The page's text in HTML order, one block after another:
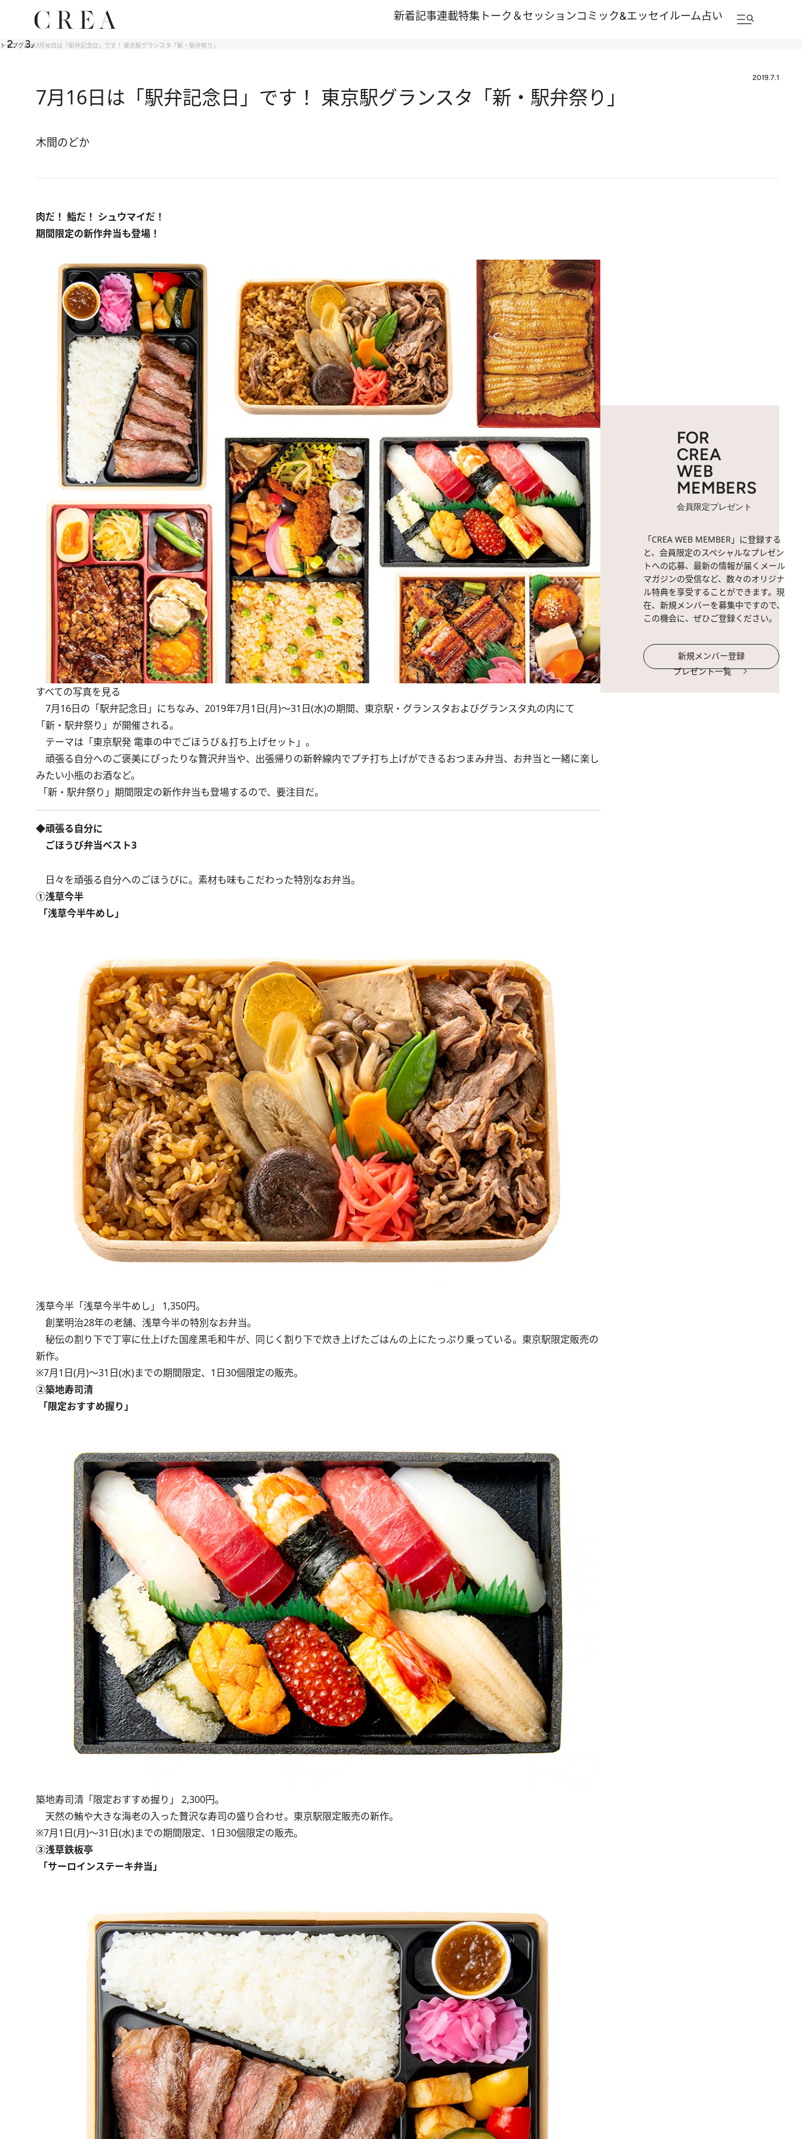
新着記事連載特集 トーク＆セッションコミック&エッセイルーム占い
トップグルメ7月16日は「駅弁記念日」です！ 東京駅グランスタ「新・駅弁祭り」
2019.7.1
7月16日は「駅弁記念日」です！ 東京駅グランスタ「新・駅弁祭り」
木間のどか
肉だ！ 鮨だ！ シュウマイだ！
期間限定の新作弁当も登場！
すべての写真を見る
7月16日の「駅弁記念日」にちなみ、2019年7月1日(月)～31日(水)の期間、東京駅・グランスタおよびグランスタ丸の内にて
「新・駅弁祭り」が開催される。
テーマは「東京駅発 電車の中でごほうび＆打ち上げセット」。
頑張る自分へのご褒美にぴったりな贅沢弁当や、出張帰りの新幹線内でプチ打ち上げができるおつまみ弁当、お弁当と一緒に楽し
みたい小瓶のお酒など。
「新・駅弁祭り」期間限定の新作弁当も登場するので、要注目だ。
◆頑張る自分に
ごほうび弁当ベスト3
日々を頑張る自分へのごほうびに。素材も味もこだわった特別なお弁当。
①浅草今半
「浅草今半牛めし」
浅草今半「浅草今半牛めし」 1,350円。
創業明治28年の老舗、浅草今半の特別なお弁当。
秘伝の割り下で丁寧に仕上げた国産黒毛和牛が、同じく割り下で炊き上げたごはんの上にたっぷり乗っている。東京駅限定販売の
新作。
※7月1日(月)～31日(水)までの期間限定、1日30個限定の販売。
②築地寿司清
「限定おすすめ握り」
築地寿司清「限定おすすめ握り」 2,300円。
天然の鮪や大きな海老の入った贅沢な寿司の盛り合わせ。東京駅限定販売の新作。
※7月1日(月)～31日(水)までの期間限定、1日30個限定の販売。
③浅草鉄板亭
「サーロインステーキ弁当」
FOR
CREA
WEB
MEMBERS
会員限定プレゼント
「CREA WEB MEMBER」に登録する
と、会員限定のスペシャルなプレゼン
トへの応募、最新の情報が届くメール
マガジンの受信など、数々のオリジナ
ル特典を享受することができます。現
在、新規メンバーを募集中ですので、
この機会に、ぜひご登録ください。
新規メンバー登録
プレゼント一覧